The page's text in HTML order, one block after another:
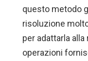
questo metodo
risoluzione
per adattarla
operazioni